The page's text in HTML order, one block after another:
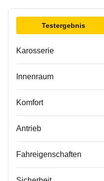
Testergebnis
Karosserie
Innenraum
Komfort
Antrieb
Fahreigenschaften